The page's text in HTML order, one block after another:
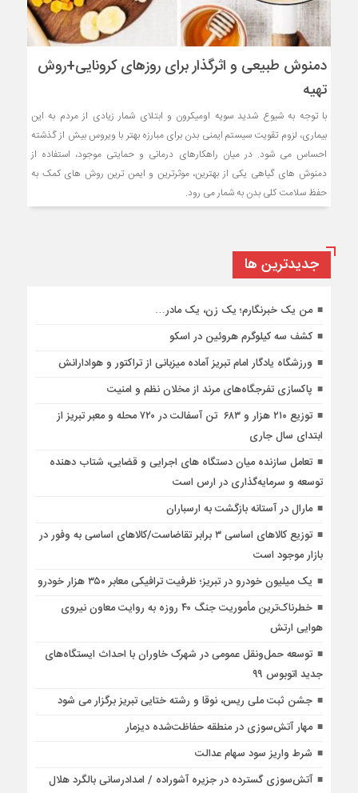
دمنوش طبیعی و اثرگذار برای روزهای کرونایی+روش
تهیه
با توجه به شیوع شدید سویه اومیکرون و ابتلای شمار زیادی از مردم به این
بیماری، لزوم تقویت سیستم ایمنی بدن برای مبارزه بهتر با ویروس بیش از گذشته
احساس می شود. در میان راهکارهای درمانی و حمایتی موجود، استفاده از
دمنوش های گیاهی یکی از بهترین، موثرترین و ایمن ترین روش های کمک به
حفظ سلامت کلی بدن به شمار می رود.
جديدترين ها
من یک خبرنگارم؛ یک زن، یک مادر…
کشف سه کیلوگرم هروئین در اسکو
ورزشگاه یادگار امام تبریز آماده میزبانی از تراکتور و هوادارانش
پاکسازی تفرجگاه‌های مرند از مخلان نظم و امنیت
توزیع ۲۱۰ هزار و ۶۸۳ تن آسفالت در ۷۲۰ محله و معبر تبریز از
ابتدای سال جاری
تعامل سازنده میان دستگاه‌ های اجرایی و قضایی، شتاب‌ دهنده
توسعه و سرمایه‌گذاری در ارس است
مارال در آستانه بازگشت به ارسباران
توزیع کالاهای اساسی ۳ برابر تقاضاست/کالاهای اساسی به وفور در
بازار موجود است
یک میلیون خودرو در تبریز؛ ظرفیت ترافیکی معابر ۳۵۰ هزار خودرو
خطرناک‌ترین مأموریت جنگ ۴۰ روزه به روایت معاون نیروی
هوایی ارتش
توسعه حمل‌ونقل عمومی در شهرک خاوران با احداث ایستگاه‌های
جدید اتوبوس ۹۹
جشن ثبت ملی ریس، نوقا و رشته ختایی تبریز برگزار می شود
مهار آتش‌سوزی در منطقه حفاظت‌شده دیزمار
شرط واریز سود سهام عدالت
آتش‌سوزی گسترده در جزیره آشوراده / امدادرسانی بالگرد هلال